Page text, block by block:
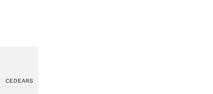
CEDEARS